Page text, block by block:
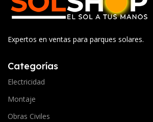
Expertos en ventas para parques solares.
Categorías
Electricidad
Montaje
Obras Civiles